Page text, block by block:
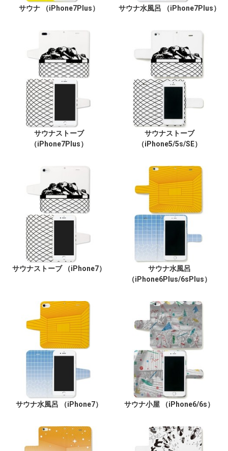
サウナ （iPhone7Plus） サウナ水風呂 （iPhone7Plus）
サウナストーブ
（iPhone7Plus）
サウナストーブ
（iPhone5/5s/SE）
サウナストーブ （iPhone7）
サウナ水風呂
（iPhone6Plus/6sPlus）
サウナ水風呂 （iPhone7） サウナ小屋 （iPhone6/6s）